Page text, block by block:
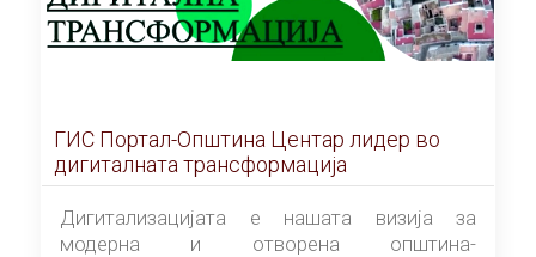
ГИС Портал-Општина Центар лидер во
дигиталната трансформација
Дигитализацијата е нашата визија за
модерна и отворена општина-